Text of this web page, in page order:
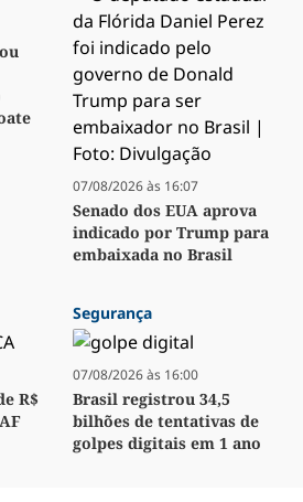
07/08/2026 às 16:07
Senado dos EUA aprova
indicado por Trump para
embaixada no Brasil
R$
Segurança
07/08/2026 às 16:00
Brasil registrou 34,5
bilhões de tentativas de
golpes digitais em 1 ano